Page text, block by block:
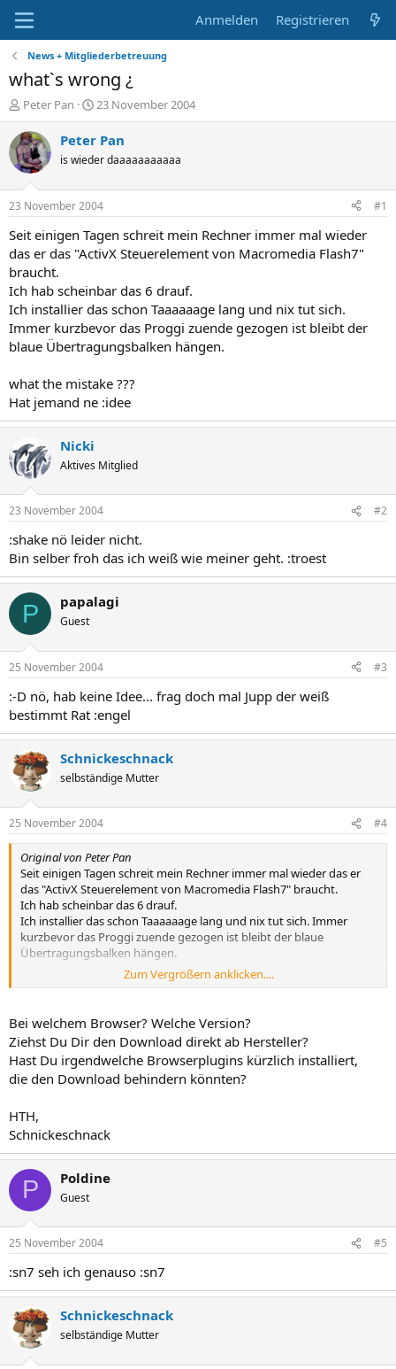
Anmelden Registrieren
News + Mitgliederbetreuung
what`s wrong ¿
E
r
s
t
e
e
r
Peter Pan
E
r
s
e
l
t
a
m
23 November 2004
Peter Pan
is wieder daaaaaaaaaaa
23 November 2004 #1
Seit einigen Tagen schreit mein Rechner immer mal wieder
das er das "ActivX Steuerelement von Macromedia Flash7"
braucht.
Ich hab scheinbar das 6 drauf.
Ich installier das schon Taaaaaage lang und nix tut sich.
Immer kurzbevor das Proggi zuende gezogen ist bleibt der
blaue Übertragungsbalken hängen.
what the mistake ???
Hat jemand ne :idee
Nicki
Aktives Mitglied
23 November 2004 #2
:shake nö leider nicht.
Bin selber froh das ich weiß wie meiner geht. :troest
P papalagi
Guest
25 November 2004 #3
:-D nö, hab keine Idee... frag doch mal Jupp der weiß
bestimmt Rat :engel
Schnickeschnack
selbständige Mutter
25 November 2004 #4
Original von Peter Pan
Seit einigen Tagen schreit mein Rechner immer mal wieder das er
das "ActivX Steuerelement von Macromedia Flash7" braucht.
Ich hab scheinbar das 6 drauf.
Ich installier das schon Taaaaaage lang und nix tut sich. Immer
kurzbevor das Proggi zuende gezogen ist bleibt der blaue
Übertragungsbalken hängen.
what the mistake ???
Zum Vergrößern anklicken....
Bei welchem Browser? Welche Version?
Ziehst Du Dir den Download direkt ab Hersteller?
Hast Du irgendwelche Browserplugins kürzlich installiert,
die den Download behindern könnten?
HTH,
Schnickeschnack
P Poldine
Guest
25 November 2004 #5
:sn7 seh ich genauso :sn7
Schnickeschnack
selbständige Mutter